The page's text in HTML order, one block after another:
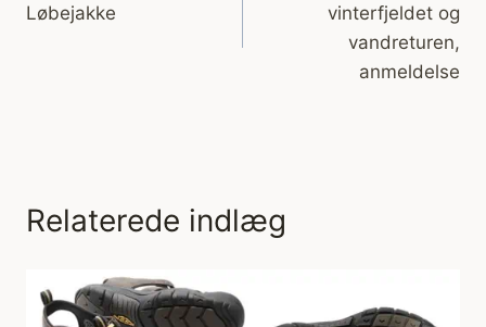
Løbejakke
vinterfjeldet og
vandreturen,
anmeldelse
Relaterede indlæg